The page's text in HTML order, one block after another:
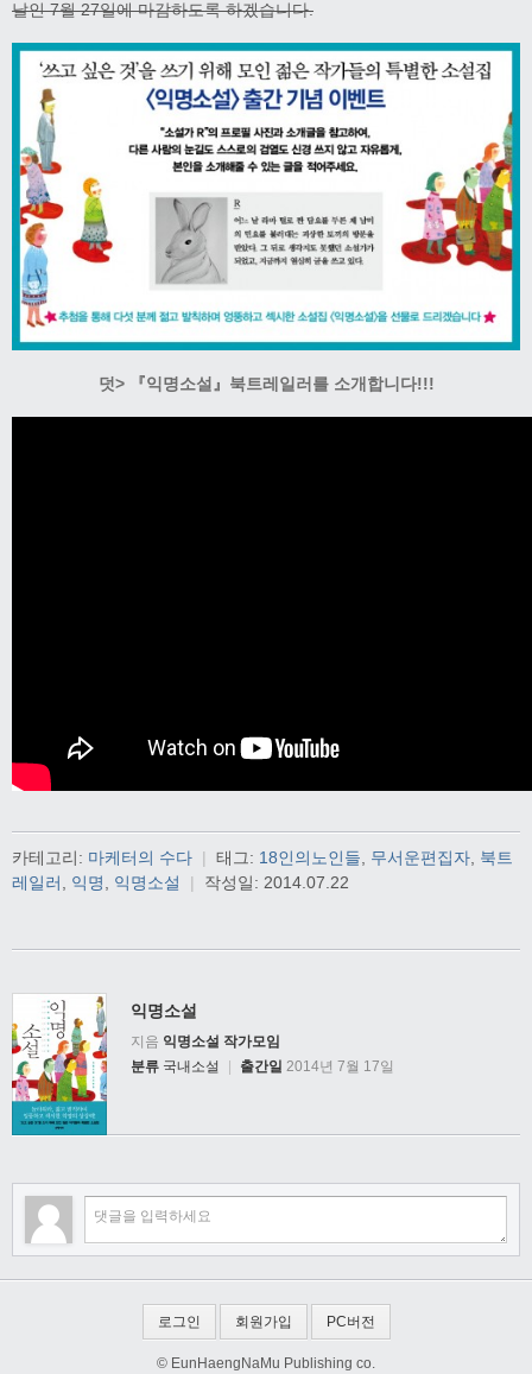
날인 7월 27일에 마감하도록 하겠습니다.
덧> 『익명소설』북트레일러를 소개합니다!!!
카테고리: 마케터의 수다 | 태그: 18인의노인들 무서운편집자 북트
레일러
익명 익명소설 | 작성일: 2014.07.22
익명소설
지음 익명소설 작가모임
분류 국내소설 | 출간일 2014년 7월 17일
로그인 회원가입 PC버전
© EunHaengNaMu Publishing co.